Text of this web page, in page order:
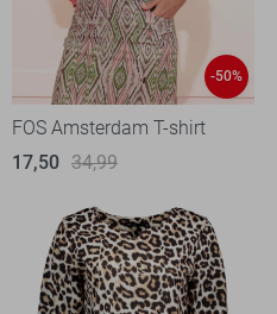
-50%
FOS Amsterdam T-shirt
17,50 34,99